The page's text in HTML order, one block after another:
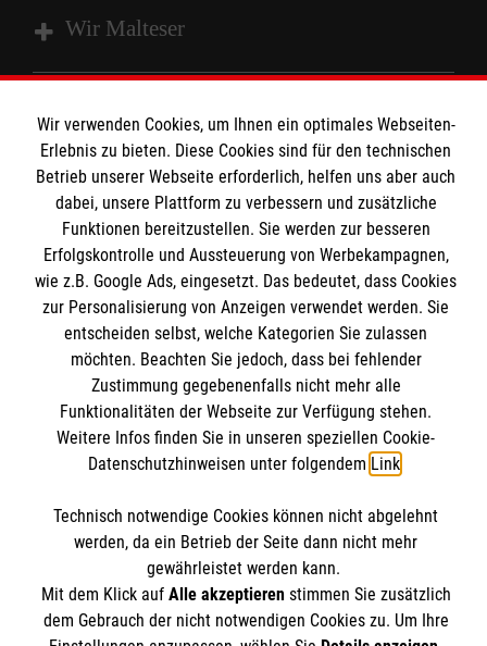
Wir Malteser
Mitarbeiten
Wir Malteser
Informationen
Kontakt
Nachhaltigkeit
Transparenz
Prävention
Compliance
Impressum
Datenschutz
Malteser online
Malteser Jugend
Malteser International
Mediathek
Spendenkonto
Empfänger: Malteser Neckar-Alb
BIC: BFSWDE33XXX (Bank für Sozialwirtschaft)
Soziale Netzwerke
Der Malteser Hilfsdienst e.V. ist als eingetragene
gemeinnützige Organisation von der Körperschaft- und
Wir verwenden Cookies, um Ihnen ein optimales Webseiten-
Erlebnis zu bieten. Diese Cookies sind für den technischen
Betrieb unserer Webseite erforderlich, helfen uns aber auch
dabei, unsere Plattform zu verbessern und zusätzliche
Funktionen bereitzustellen. Sie werden zur besseren
Erfolgskontrolle und Aussteuerung von Werbekampagnen,
wie z.B. Google Ads, eingesetzt. Das bedeutet, dass Cookies
zur Personalisierung von Anzeigen verwendet werden. Sie
entscheiden selbst, welche Kategorien Sie zulassen
möchten. Beachten Sie jedoch, dass bei fehlender
Zustimmung gegebenenfalls nicht mehr alle
Funktionalitäten der Webseite zur Verfügung stehen.
Weitere Infos finden Sie in unseren speziellen Cookie-
Datenschutzhinweisen unter folgendem Link.
Technisch notwendige Cookies können nicht abgelehnt
werden, da ein Betrieb der Seite dann nicht mehr
gewährleistet werden kann.
Mit dem Klick auf Alle akzeptierenstimmen Sie zusätzlich
dem Gebrauch der nicht notwendigen Cookies zu. Um Ihre